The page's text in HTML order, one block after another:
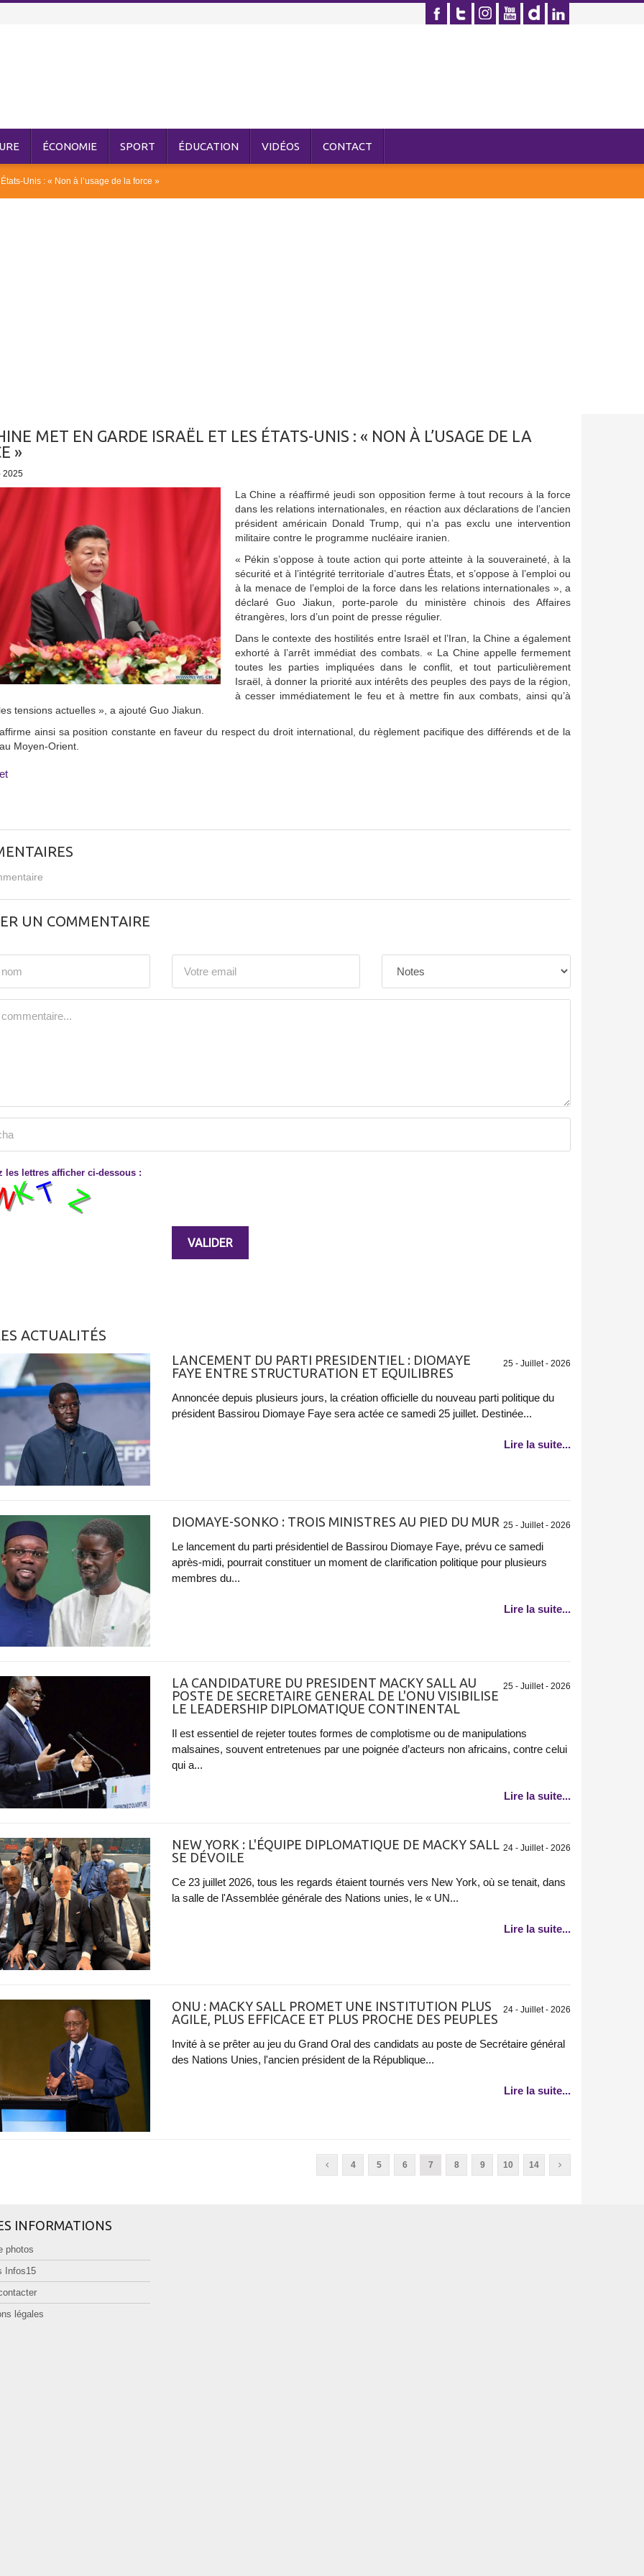
ÉCONOMIE SPORT ÉDUCATION VIDÉOS CONTACT
Unis : « Non à l’usage de la force »
MET EN GARDE ISRAËL ET LES ÉTATS-UNIS : « NON À L’USAGE DE LA
»
2025
La Chine a réaffirmé jeudi son opposition ferme à tout recours à la force
dans les relations internationales, en réaction aux déclarations de l’ancien
président américain Donald Trump, qui n’a pas exclu une intervention
militaire contre le programme nucléaire iranien.
« Pékin s’oppose à toute action qui porte atteinte à la souveraineté, à la
sécurité et à l’intégrité territoriale d’autres États, et s’oppose à l’emploi ou
à la menace de l’emploi de la force dans les relations internationales », a
déclaré Guo Jiakun, porte-parole du ministère chinois des Affaires
étrangères, lors d’un point de presse régulier.
Dans le contexte des hostilités entre Israël et l’Iran, la Chine a également
exhorté à l’arrêt immédiat des combats. « La Chine appelle fermement
toutes les parties impliquées dans le conflit, et tout particulièrement
Israël, à donner la priorité aux intérêts des peuples des pays de la région,
à cesser immédiatement le feu et à mettre fin aux combats, ainsi qu’à
tensions actuelles », a ajouté Guo Jiakun.
ainsi sa position constante en faveur du respect du droit international, du règlement pacifique des différends et de la
Moyen-Orient.
UN COMMENTAIRE
les lettres afficher ci-dessous :
ACTUALITÉS
25 - Juillet - 2026
LANCEMENT DU PARTI PRESIDENTIEL : DIOMAYE
FAYE ENTRE STRUCTURATION ET EQUILIBRES
Annoncée depuis plusieurs jours, la création officielle du nouveau parti politique du
président Bassirou Diomaye Faye sera actée ce samedi 25 juillet. Destinée...
Lire la suite...
25 - Juillet - 2026
DIOMAYE-SONKO : TROIS MINISTRES AU PIED DU MUR
Le lancement du parti présidentiel de Bassirou Diomaye Faye, prévu ce samedi
après-midi, pourrait constituer un moment de clarification politique pour plusieurs
membres du...
Lire la suite...
25 - Juillet - 2026
LA CANDIDATURE DU PRESIDENT MACKY SALL AU
POSTE DE SECRETAIRE GENERAL DE L'ONU VISIBILISE
LE LEADERSHIP DIPLOMATIQUE CONTINENTAL
Il est essentiel de rejeter toutes formes de complotisme ou de manipulations
malsaines, souvent entretenues par une poignée d’acteurs non africains, contre celui
qui a...
Lire la suite...
24 - Juillet - 2026
NEW YORK : L'ÉQUIPE DIPLOMATIQUE DE MACKY SALL
SE DÉVOILE
Ce 23 juillet 2026, tous les regards étaient tournés vers New York, où se tenait, dans
la salle de l'Assemblée générale des Nations unies, le « UN...
Lire la suite...
24 - Juillet - 2026
ONU : MACKY SALL PROMET UNE INSTITUTION PLUS
AGILE, PLUS EFFICACE ET PLUS PROCHE DES PEUPLES
Invité à se prêter au jeu du Grand Oral des candidats au poste de Secrétaire général
des Nations Unies, l'ancien président de la République...
Lire la suite...
4 5 6 7 8 9 10 14
INFORMATIONS
photos
Infos15
légales